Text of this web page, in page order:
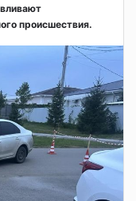
происшествия.